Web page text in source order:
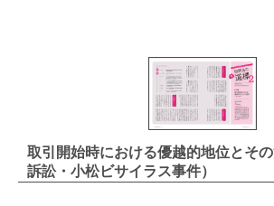
取引開始時における優越的地位とそ
訴訟・小松ビサイラス事件）